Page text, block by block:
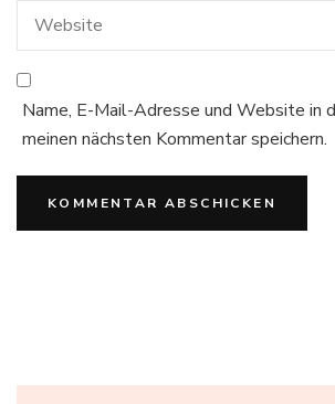
Name, E-Mail-Adresse und Website in
meinen nächsten Kommentar speichern.